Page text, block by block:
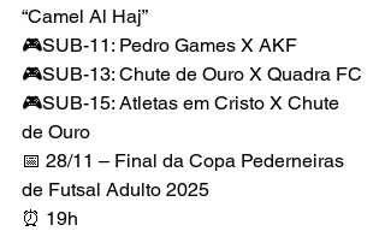
“Camel Al Haj”
🎮SUB-11: Pedro Games X AKF
🎮SUB-13: Chute de Ouro X Quadra FC
🎮SUB-15: Atletas em Cristo X Chute
de Ouro
📅 28/11 – Final da Copa Pederneiras
de Futsal Adulto 2025
⏰ 19h